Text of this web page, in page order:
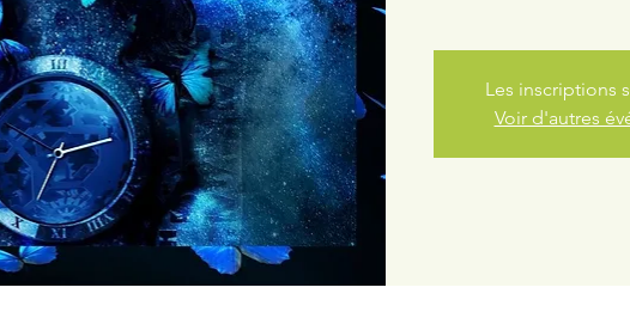
Les inscriptions
Voir d'autres